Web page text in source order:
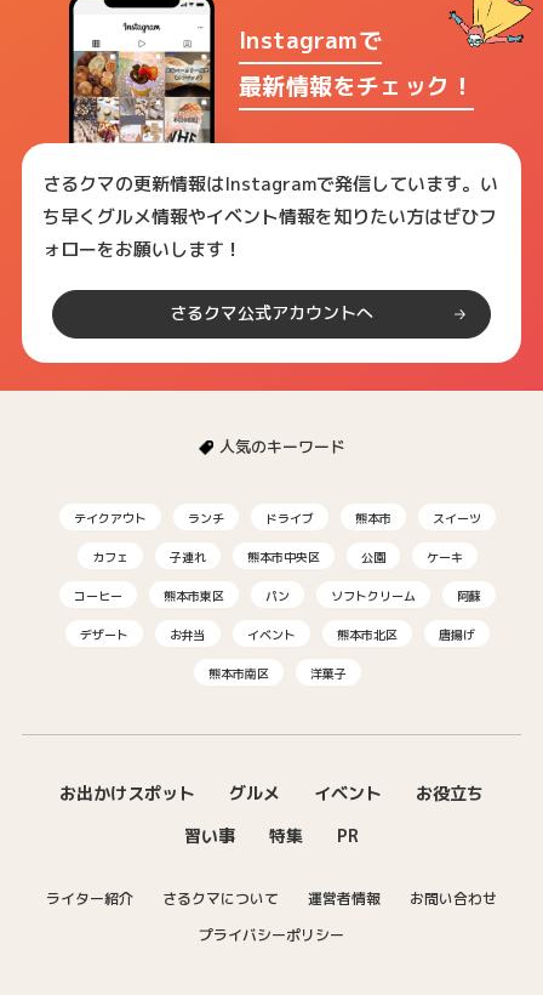
Instagramで
最新情報をチェック！
さるクマの更新情報はInstagramで発信しています。い
ち早くグルメ情報やイベント情報を知りたい方はぜひフ
ォローをお願いします！
さるクマ公式アカウントへ
人気のキーワード
テイクアウト ランチ ドライブ 熊本市 スイーツ
カフェ 子連れ 熊本市中央区 公園 ケーキ
コーヒー 熊本市東区 パン ソフトクリーム 阿蘇
デザート お弁当 イベント 熊本市北区 唐揚げ
熊本市南区 洋菓子
お出かけスポット グルメ イベント
お役立ち
習い事
特集 PR
ライター紹介 さるクマについて 運営者情報
お問い合わせ
プライバシーポリシー